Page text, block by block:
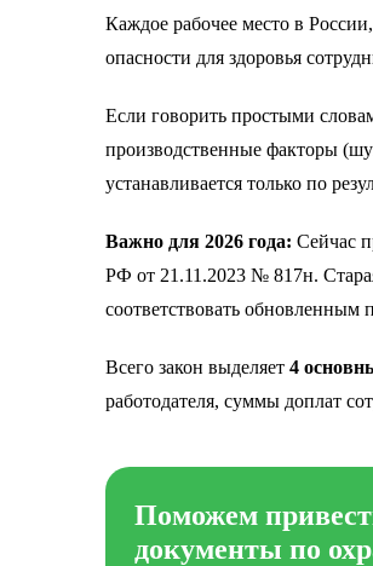
Каждое рабочее место в
опасности для здоровья
Если говорить простыми
производственные факторы
устанавливается только по
Важно для 2026 года: Сейчас
РФ от 21.11.2023 № 817н.
соответствовать обновленным
Всего закон выделяет 4
работодателя, суммы доплат
Поможем
документы по